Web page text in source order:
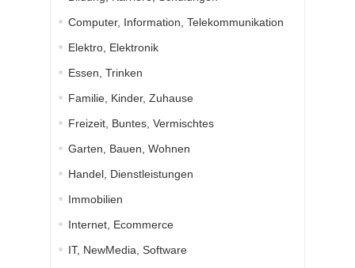
Computer, Information, Telekommunikation
Elektro, Elektronik
Essen, Trinken
Familie, Kinder, Zuhause
Freizeit, Buntes, Vermischtes
Garten, Bauen, Wohnen
Handel, Dienstleistungen
Immobilien
Internet, Ecommerce
IT, NewMedia, Software